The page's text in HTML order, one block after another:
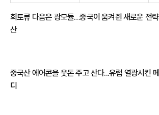
희토류 다음은 광모듈…중국이 움켜쥔 새로운 전
산
중국산 에어콘을 웃돈 주고 산다...유럽 열광시킨
디